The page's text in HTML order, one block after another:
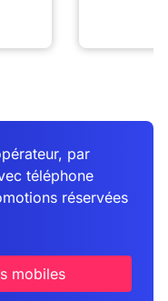
par
téléphone
réservées
mobiles